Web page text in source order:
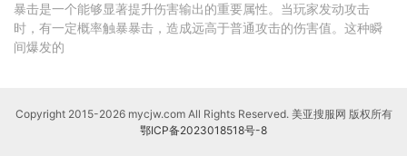
暴击是一个能够显著提升伤害输出的重要属性。当玩家发动攻击
时，有一定概率触暴暴击，造成远高于普通攻击的伤害值。这种瞬
间爆发的
Copyright 2015-2026 mycjw.com All Rights Reserved. 美亚搜服网 版权所有
鄂ICP备2023018518号-8